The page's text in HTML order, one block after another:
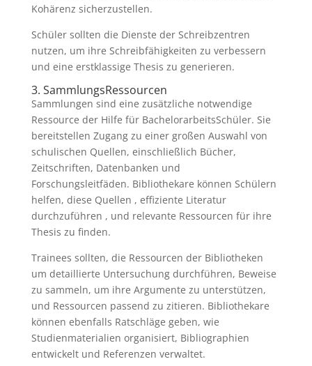
Kohärenz sicherzustellen.
Schüler sollten die Dienste der Schreibzentren
nutzen, um ihre Schreibfähigkeiten zu verbessern
und eine erstklassige Thesis zu generieren.
3. SammlungsRessourcen
Sammlungen sind eine zusätzliche notwendige
Ressource der Hilfe für BachelorarbeitsSchüler. Sie
bereitstellen Zugang zu einer großen Auswahl von
schulischen Quellen, einschließlich Bücher,
Zeitschriften, Datenbanken und
Forschungsleitfäden. Bibliothekare können Schülern
helfen, diese Quellen , effiziente Literatur
durchzuführen , und relevante Ressourcen für ihre
Thesis zu finden.
Trainees sollten, die Ressourcen der Bibliotheken
um detaillierte Untersuchung durchführen, Beweise
zu sammeln, um ihre Argumente zu unterstützen,
und Ressourcen passend zu zitieren. Bibliothekare
können ebenfalls Ratschläge geben, wie
Studienmaterialien organisiert, Bibliographien
entwickelt und Referenzen verwaltet.